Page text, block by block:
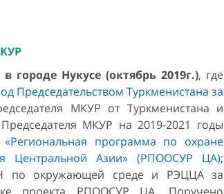
городе Нукусе (октябрь 2019г.), где
Председательством Туркменистана за
МКУР от Туркменистана и
МКУР на 2019-2021 годы
«Региональная программа по охране
Центральной Азии» (РПООСУР ЦА);
по окружающей среде и РЭЦЦА за